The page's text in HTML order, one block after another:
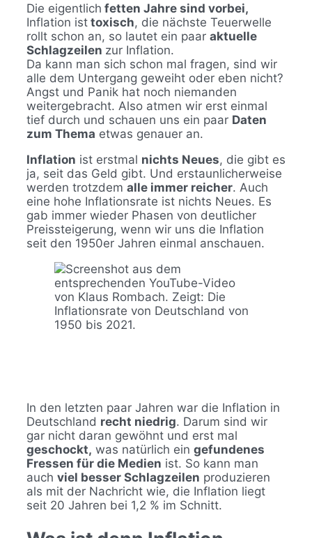
Die eigentlich fetten Jahre sind vorbei,
Inflation ist toxisch, die nächste Teuerwelle
rollt schon an, so lautet ein paar aktuelle
Schlagzeilen zur Inflation.
Da kann man sich schon mal fragen, sind wir
alle dem Untergang geweiht oder eben nicht?
Angst und Panik hat noch niemanden
weitergebracht. Also atmen wir erst einmal
tief durch und schauen uns ein paar Daten
zum Thema etwas genauer an.
Inflation ist erstmal nichts Neues, die gibt es
ja, seit das Geld gibt. Und erstaunlicherweise
werden trotzdem alle immer reicher. Auch
eine hohe Inflationsrate ist nichts Neues. Es
gab immer wieder Phasen von deutlicher
Preissteigerung, wenn wir uns die Inflation
seit den 1950er Jahren einmal anschauen.
In den letzten paar Jahren war die Inflation in
Deutschland recht niedrig. Darum sind wir
gar nicht daran gewöhnt und erst mal
geschockt, was natürlich ein gefundenes
Fressen für die Medien ist. So kann man
auch viel besser Schlagzeilen produzieren
als mit der Nachricht wie, die Inflation liegt
seit 20 Jahren bei 1,2 % im Schnitt.